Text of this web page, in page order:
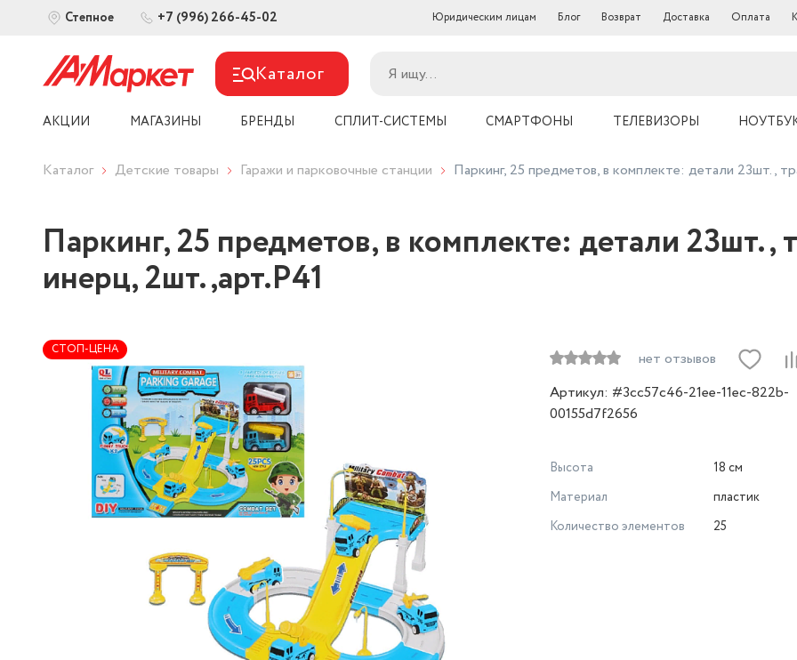
Степное +7 (996) 266-45-02 Юридическим лицам Блог Возврат Доставка Оплата
Каталог
АКЦИИ МАГАЗИНЫ БРЕНДЫ СПЛИТ-СИСТЕМЫ СМАРТФОНЫ ТЕЛЕВИЗОРЫ
Каталог Детские товары Гаражи и парковочные станции Паркинг, 25 предметов, в комплекте: детали 23шт.,
Паркинг, 25 предметов, в комплекте: детали 23шт.,
инерц, 2шт.,арт.Р41
СТОП-ЦЕНА
нет отзывов
Артикул: #3cc57c46-21ee-11ec-822b-
00155d7f2656
Высота
18 см
Материал
пластик
Количество элементов
25